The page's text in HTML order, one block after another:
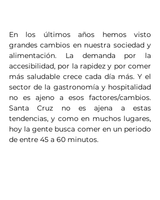
En los últimos años hemos visto
grandes cambios en nuestra sociedad y
alimentación. La demanda por la
accesibilidad, por la rapidez y por comer
más saludable crece cada día más. Y el
sector de la gastronomía y hospitalidad
no es ajeno a esos factores/cambios.
Santa Cruz no es ajena a estas
tendencias, y como en muchos lugares,
hoy la gente busca comer en un periodo
de entre 45 a 60 minutos.